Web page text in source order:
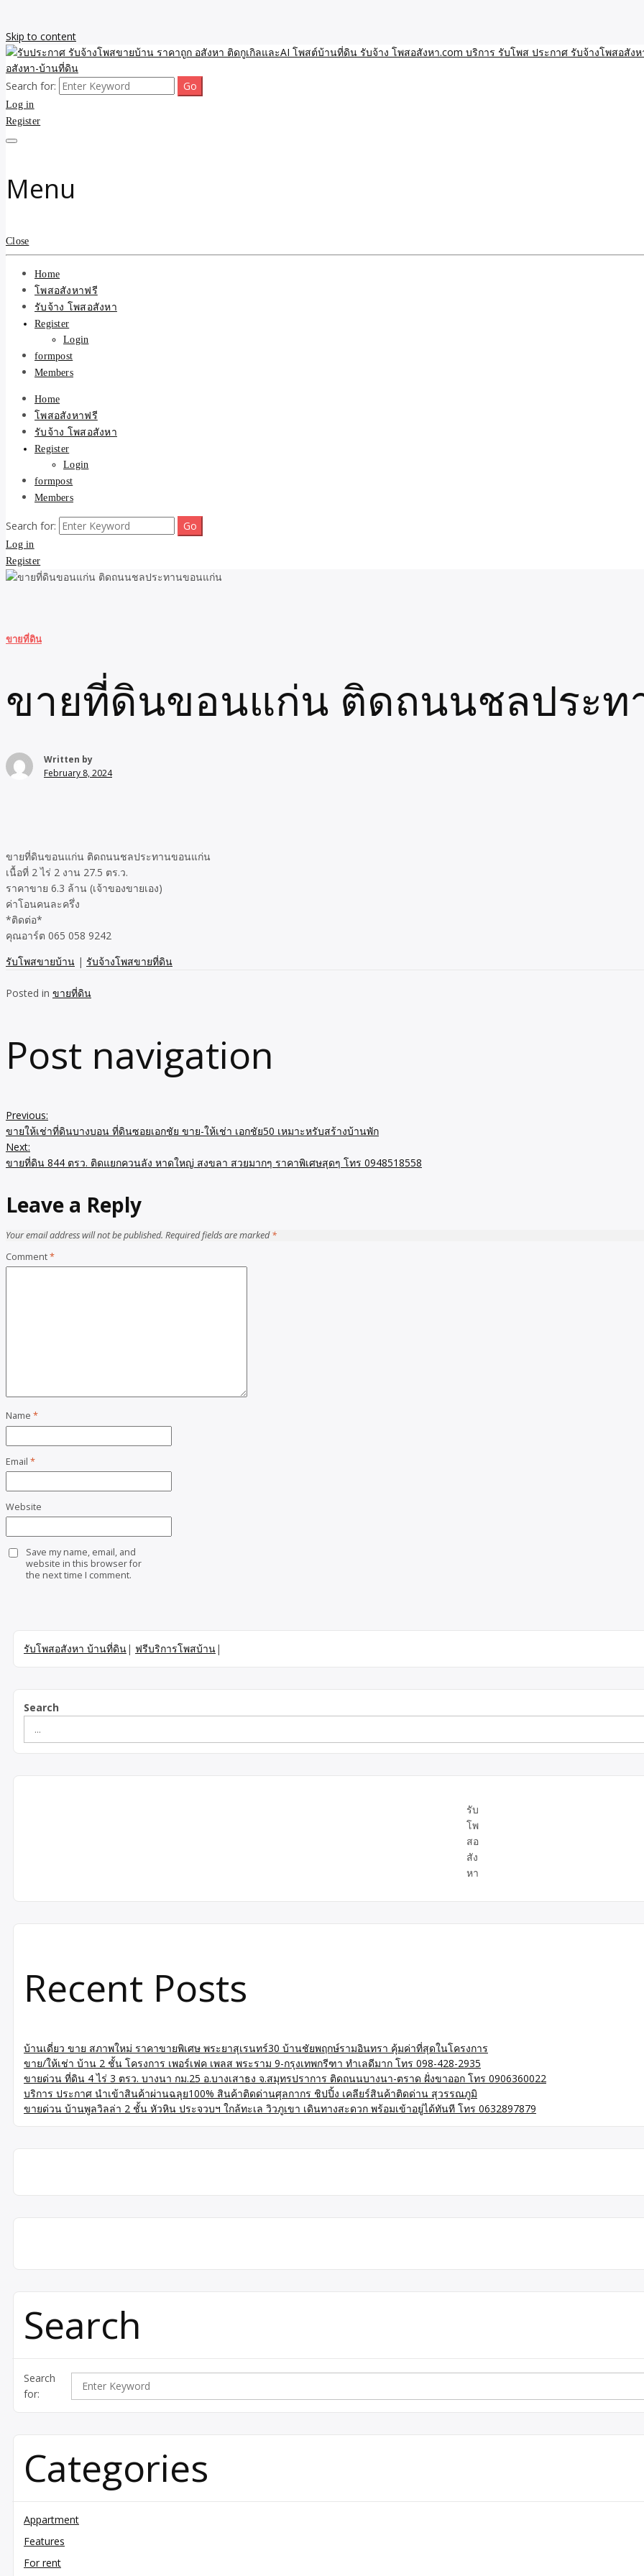
Skip to content
รับประกาศ รับจ้างโพสขายบ้าน ราคาถูก อสังหา ติดกูเ
รับจ้าง โพสอสังหา.com บริการ รับโพส ประกาศ รับจ้าง
รับจ้างโพสขายบ้าน ราคาถูก ประกาศ ขายอสังหา โฆษณา ไม่มีค่านายหน้า โพสอสังหา รับจ้างโพสขายบ้านบริการ รับจ้างโพสอสังหา ราคาถูก ขาย
Search for:
Log in
Register
Menu
Close
Home
โพสอสังหาฟรี
รับจ้าง โพสอสังหา
Register
Login
formpost
Members
Home
โพสอสังหาฟรี
รับจ้าง โพสอสังหา
Register
Login
formpost
Members
Search for:
Log in
Register
ขายที่ดิน
ขายที่ดินขอนแก่น ติดถนนชลประ
Written by
February 8, 2024
ขายที่ดินขอนแก่น ติดถนนชลประทานขอนแก่น
เนื้อที่ 2 ไร่ 2 งาน 27.5 ตร.ว.
ราคาขาย 6.3 ล้าน (เจ้าของขายเอง)
ค่าโอนคนละครึ่ง
*ติดต่อ*
คุณอาร์ต 065 058 9242
รับโพสขายบ้าน | รับจ้างโพสขายที่ดิน
Posted in ขายที่ดิน
Post navigation
Previous:
ขายให้เช่าที่ดินบางบอน ที่ดินซอยเอกชัย ขาย-ให้เช่า เอกชัย50 เหมาะหรับสร้างบ้านพัก
Next:
ขายที่ดิน 844 ตรว. ติดแยกควนลัง หาดใหญ่ สงขลา สวยมากๆ ราคาพิเศษสุดๆ โทร 0948518558
Leave a Reply
Your email address will not be published. Required fields are marked*
Comment*
Name *
Email *
Website
Save my name, email, and
website in this browser for
the next time I comment.
รับโพสอสังหา บ้านที่ดิน| ฟรีบริการโพสบ้าน|
Search
รับ
โพ
สอ
สัง
หา
Recent Posts
บ้านเดี่ยว ขาย สภาพใหม่ ราคาขายพิเศษ พระยาสุเรนทร์30 บ้านชัยพฤกษ์รามอินทรา คุ้มค่าที่สุดในโครงการ
ขาย/ให้เช่า บ้าน 2 ชั้น โครงการ เพอร์เฟค เพลส พระราม 9-กรุงเทพกรีฑา ทำเลดีมาก โทร 098-428-2935
ขายด่วน ที่ดิน 4 ไร่ 3 ตรว. บางนา กม.25 อ.บางเสาธง จ.สมุทรปราการ ติดถนนบางนา-ตราด ฝั่งขาออก โทร 0906360022
บริการ ประกาศ นำเข้าสินค้าผ่านฉลุย100% สินค้าติดด่านศุลกากร ชิปปิ้ง เคลียร์สินค้าติดด่าน สุวรรณภูมิ
ขายด่วน บ้านพูลวิลล่า 2 ชั้น หัวหิน ประจวบฯ ใกล้ทะเล วิวภูเขา เดินทางสะดวก พร้อมเข้าอยู่ได้ทันที โทร 0632897879
Search
Search
for:
Categories
Appartment
Features
For rent